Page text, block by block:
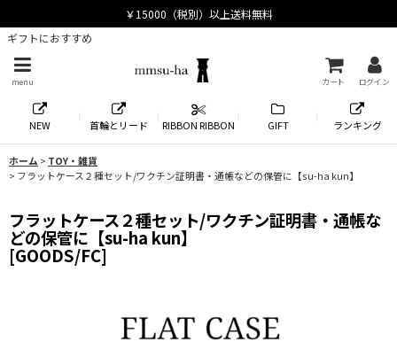
ギフトにおすすめ
menu カート ログイン
NEW 首輪とリード RIBBON RIBBON GIFT ランキング
ホーム> TOY・雑貨
> フラットケース２種セット/ワクチン証明書・通帳などの保管に【su-ha kun】
フラットケース２種セット/ワクチン証明書・通帳な
どの保管に【su-ha kun】
[GOODS/FC]